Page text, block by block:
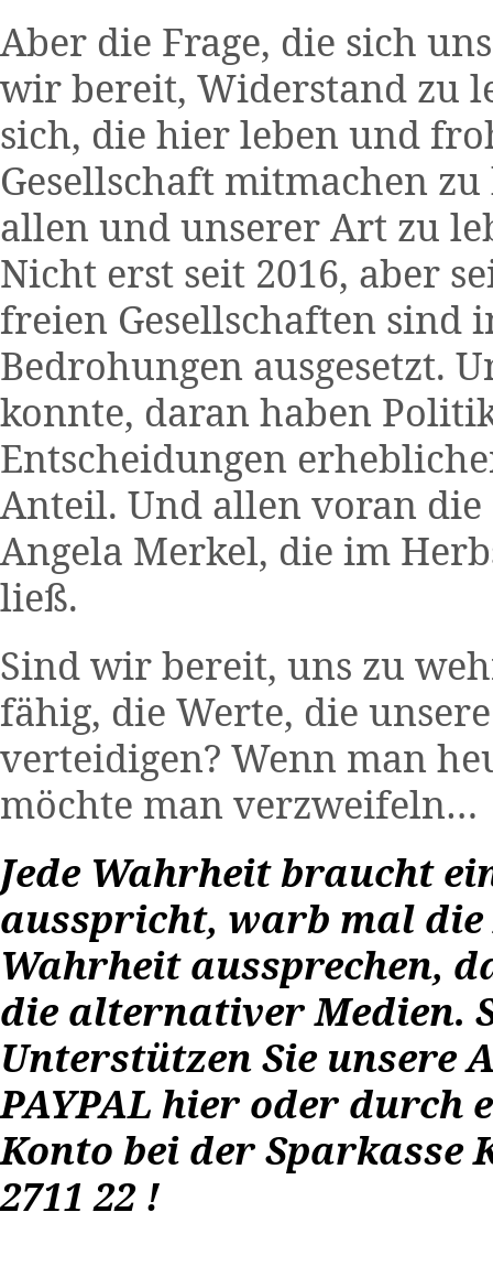
Aber die Frage, die sich
wir bereit, Widerstand zu
sich, die hier leben und
Gesellschaft mitmachen
allen und unserer Art zu
Nicht erst seit 2016, aber
freien Gesellschaften sind
Bedrohungen ausgesetzt.
konnte, daran haben
Entscheidungen
Anteil. Und allen voran
Angela Merkel, die im
ließ.
Sind wir bereit, uns zu
fähig, die Werte, die
verteidigen? Wenn man
möchte man verzweifeln…
Jede Wahrheit braucht
ausspricht, warb mal
Wahrheit aussprechen,
die alternativer Medien.
Unterstützen Sie unsere
PAYPAL hier oder durch
Konto bei der Sparkasse
2711 22 !